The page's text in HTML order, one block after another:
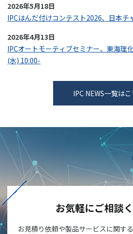
2026年5月18日
IPCはんだ付けコンテスト2026、日本チ
2026年4月13日
IPCオートモーティブセミナー、東海理
(水) 10:00-
IPC NEWS一覧は
お気軽にご相談
お見積り依頼や製品サービスに関す